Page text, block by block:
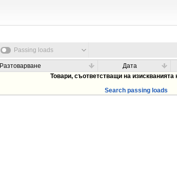
Passing loads
Разтоварване Дата
Товари, съответстващи на изискванията
Search passing loads